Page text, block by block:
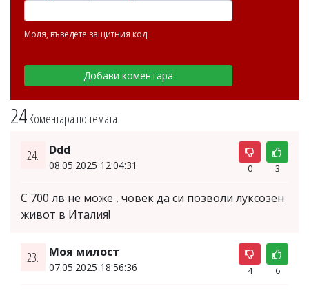
24Коментара по темата
24. Ddd
08.05.2025 12:04:31 0 3
С 700 лв не може , човек да си позволи луксозен
живот в Италия!
23. Моя милост
07.05.2025 18:56:36 4 6
Моля, въведете защитния код